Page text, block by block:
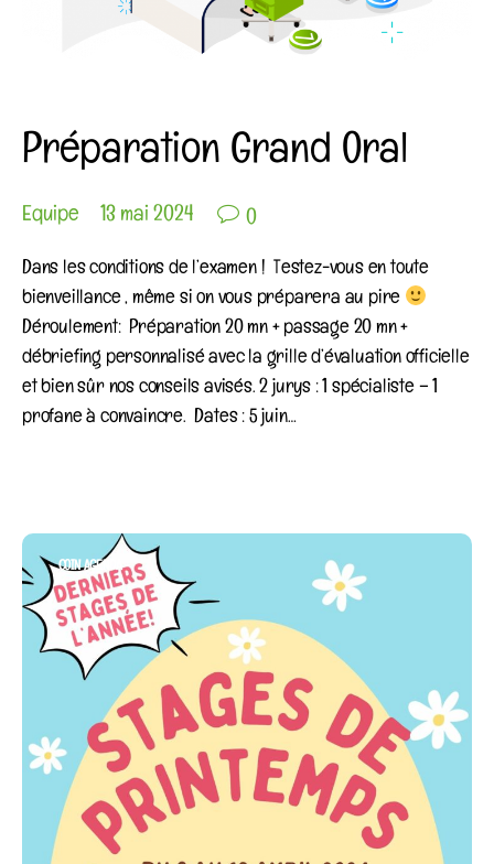
Préparation Grand Oral
Equipe 13 mai 2024  0
Dans les conditions de l’examen ! Testez-vous en toute
bienveillance , même si on vous préparera au pire
Déroulement: Préparation 20 mn + passage 20 mn +
débriefing personnalisé avec la grille d’évaluation officielle
et bien sûr nos conseils avisés. 2 jurys : 1 spécialiste – 1
profane à convaincre. Dates : 5 juin…
Category
COIN AGENDA